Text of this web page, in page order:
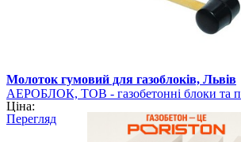
Молоток гумовий для газоблоків, Львів
АЕРОБЛОК, ТОВ - газобетонні блоки та
PORISTON
Ціна:
Перегляд